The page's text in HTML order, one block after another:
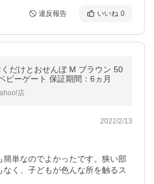
違反報告 いいね 0
だけとおせんぼ M ブラウン 50
ビーゲート 保証期間：6ヵ月
店
2022/2/13
単なのでよかったです。狭い部
く、子どもが色んな所を触るス